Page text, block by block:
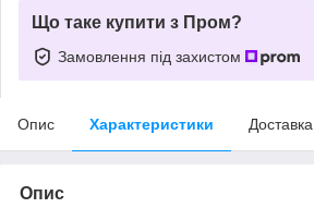
Що таке купити з Пром?
Замовлення під захистом
Опис Характеристики Доставка
Опис